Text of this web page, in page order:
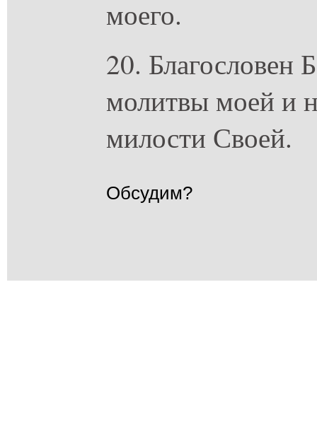
моего.
20. Благословен
молитвы моей и
милости Своей.
Обсудим?